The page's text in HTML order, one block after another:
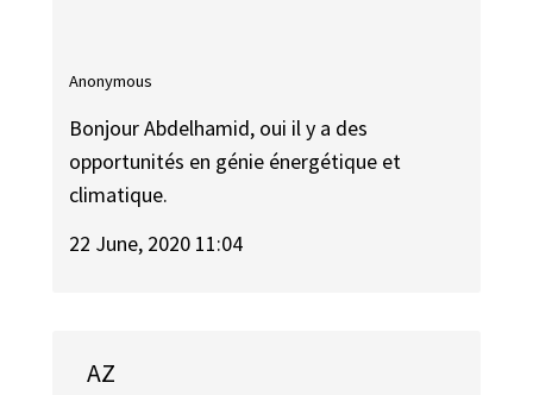
Anonymous
Bonjour Abdelhamid, oui il y a des
opportunités en génie énergétique et
climatique.
22 June, 2020 11:04
AZ